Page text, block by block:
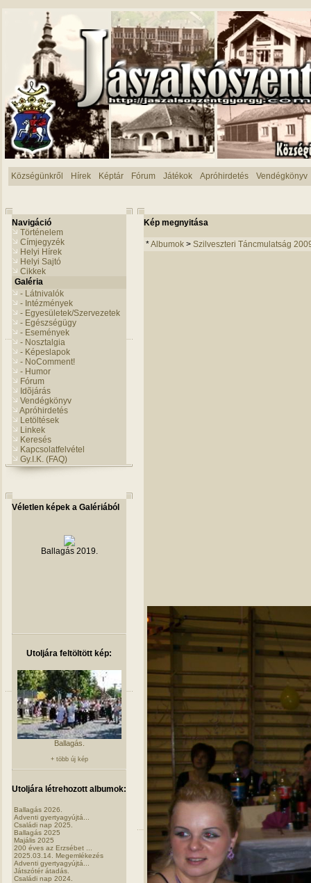
Községünkről Hírek Képtár Fórum Játékok Apróhirdetés Vendégkönyv
Navigáció
Történelem
Címjegyzék
Helyi Hírek
Helyi Sajtó
Cikkek
Galéria
- Látnivalók
- Intézmények
- Egyesületek/Szervezetek
- Egészségügy
- Események
- Nosztalgia
- Képeslapok
- NoComment!
- Humor
Fórum
Idõjárás
Vendégkönyv
Apróhirdetés
Letöltések
Linkek
Keresés
Kapcsolatfelvétel
Gy.I.K. (FAQ)
Véletlen képek a Galériából
Ballagás 2019.
Utoljára feltöltött kép:
Ballagás.
+ több új kép
Utoljára létrehozott albumok:
Ballagás 2026.
Adventi gyertyagyújtá...
Családi nap 2025.
Ballagás 2025
Majális 2025
200 éves az Erzsébet ...
2025.03.14. Megemlékezés
Adventi gyertyagyújtá...
Játszótér átadás.
Családi nap 2024.
Kép megnyitása
*Albumok > Szilveszteri Táncmulatság